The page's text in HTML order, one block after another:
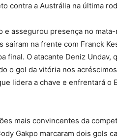
contra a Austrália na última
e assegurou presença no mata-
na frente com Franck
final. O atacante Deniz Undav,
o gol da vitória nos
lidera a chave e enfrentará o
mais convincentes da
Gakpo marcaram dois gols